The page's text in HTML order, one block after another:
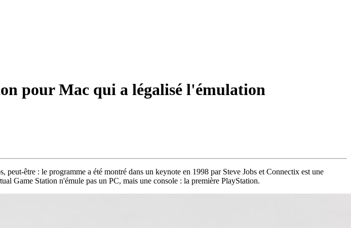
pour Mac qui a légalisé l'émulation
être : le programme a été montré dans un keynote en 1998 par Steve Jobs et Connectix est une
Game Station n'émule pas un PC, mais une console : la première PlayStation.